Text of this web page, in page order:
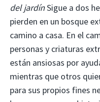
del jardínSigue a dos
pierden en un bosque
camino a casa. En el
personas y criaturas
están ansiosas por
mientras que otros
para sus propios fines